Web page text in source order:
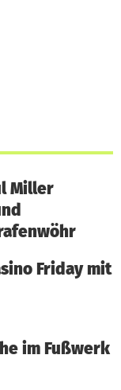
Miller
Friday mit
im Fußwerk